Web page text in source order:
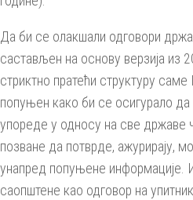
Да би се олакшали одговори
састављен на основу верзија из
стриктно пратећи структуру
попуњен како би се осигурало
упореде у односу на све државе
позване да потврде, ажурирају,
унапред попуњене информације.
саопштене као одговор на